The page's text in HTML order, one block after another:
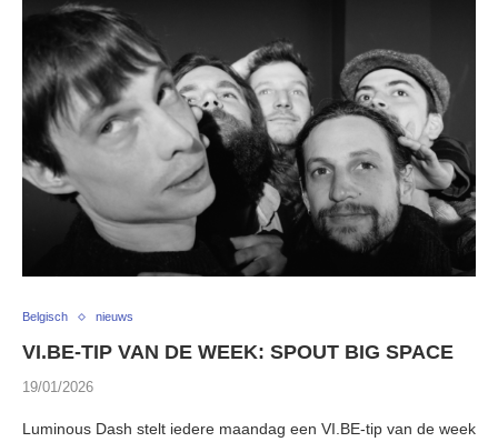
Belgisch nieuws
VI.BE-TIP VAN DE WEEK: SPOUT BIG SPACE
19/01/2026
Luminous Dash stelt iedere maandag een VI.BE-tip van de week